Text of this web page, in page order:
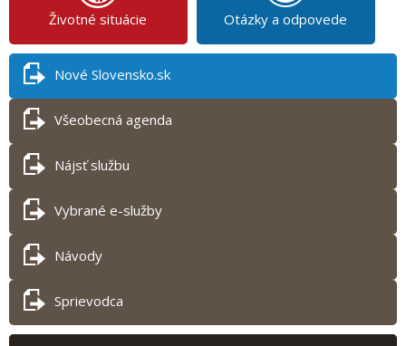
Životné situácie Otázky a odpovede
Nové Slovensko.sk
Všeobecná agenda
Nájsť službu
Vybrané e-služby
Návody
Sprievodca